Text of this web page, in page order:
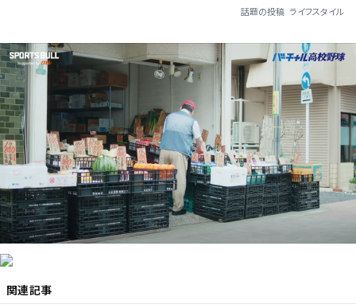
話題の投稿 ライフスタイル
関連記事